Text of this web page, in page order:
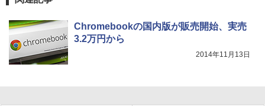
Chromebookの国内版が販売開始、実売
3.2万円から
2014年11月13日